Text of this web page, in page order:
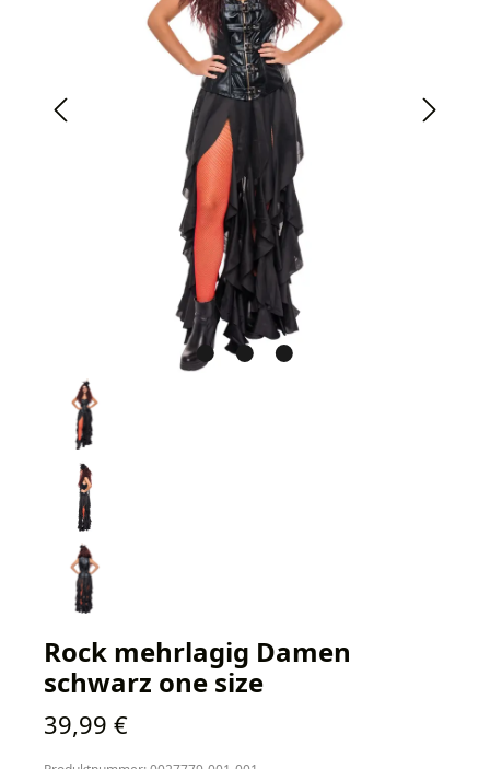
Rock mehrlagig Damen
schwarz one size
Regulärer Preis:
39,99 €